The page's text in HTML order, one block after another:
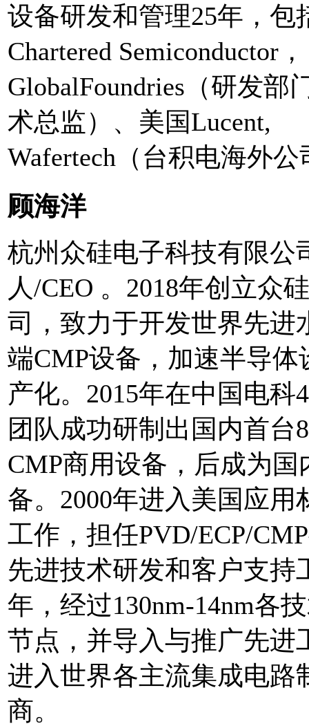
设备研发和管理25年，包
Chartered Semiconductor，
GlobalFoundries（研发部
术总监）、美国Lucent,
Wafertech（台积电海外公
顾海洋
杭州众硅电子科技有限公
人/CEO 。2018年创立众
司，致力于开发世界先进
端CMP设备，加速半导体
产化。2015年在中国电科
团队成功研制出国内首台
CMP商用设备，后成为国
备。2000年进入美国应用
工作，担任PVD/ECP/
先进技术研发和客户支持
年，经过130nm-14nm各
节点，并导入与推广先进
进入世界各主流集成电路
商。